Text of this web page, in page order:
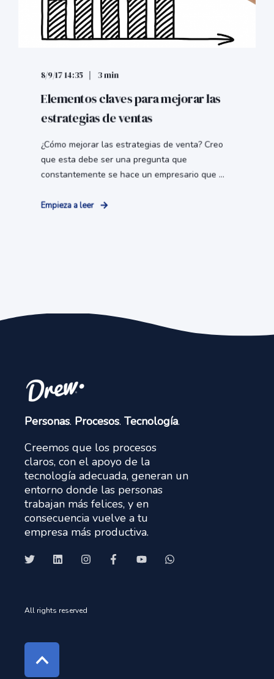
8/9/17 14:35 3 min
Elementos claves para mejorar las
estrategias de ventas
¿Cómo mejorar las estrategias de venta? Creo
que esta debe ser una pregunta que
constantemente se hace un empresario que ...
Empieza a leer
Personas. Procesos. Tecnología.
Creemos que los procesos
claros, con el apoyo de la
tecnología adecuada, generan un
entorno donde las personas
trabajan más felices, y en
consecuencia vuelve a tu
empresa más productiva.
All rights reserved